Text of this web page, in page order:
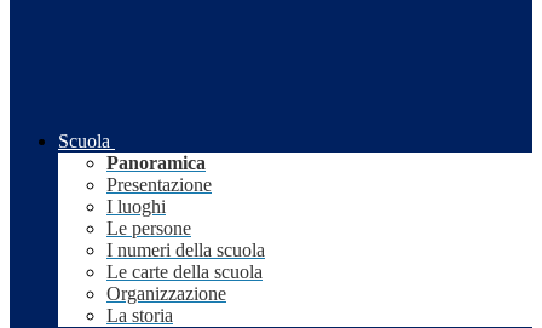
Scuola
Panoramica
Presentazione
I luoghi
Le persone
I numeri della scuola
Le carte della scuola
Organizzazione
La storia